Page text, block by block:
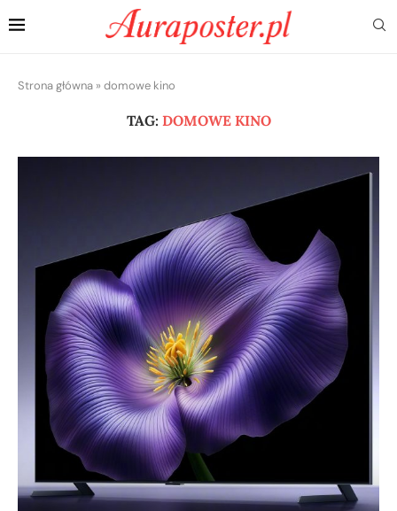
Strona główna » domowe kino
TAG: DOMOWE KINO